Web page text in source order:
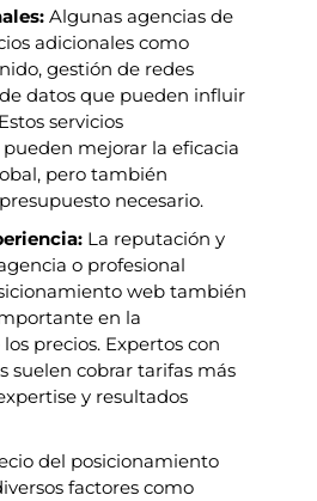
Algunas agencias de
adicionales como
gestión de redes
datos que pueden influir
servicios
mejorar la eficacia
pero también
necesario.
La reputación y
o profesional
web también
en la
precios. Expertos con
suelen cobrar tarifas más
y resultados
del posicionamiento
factores como